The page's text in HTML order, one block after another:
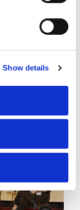
Show details